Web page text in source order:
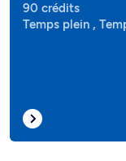
90 crédits
Temps plein ,